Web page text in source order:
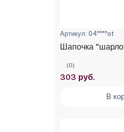
Артикул: 04****ot
Шапочка
(0)
303 руб.
В